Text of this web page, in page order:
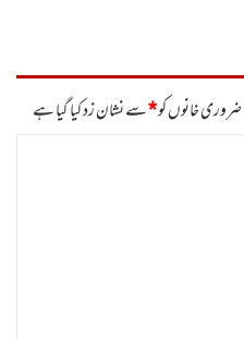
ضروری خانوں کو*سے نشان زد کیا گیا ہے